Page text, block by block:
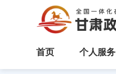
首页 个人服务